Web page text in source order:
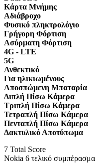
Κάρτα Μνήμης
Αδιάβροχο
Φυσικό πληκτρολόγιο
Γρήγορη Φόρτιση
Ασύρματη Φόρτιση
4G - LTE
5G
Ανθεκτικό
Για ηλικιωμένους
Αποσπώμενη Μπαταρία
Διπλή Πίσω Κάμερα
Τριπλή Πίσω Κάμερα
Τετραπλή Πίσω Κάμερα
Πενταπλή Πίσω Κάμερα
Δακτυλικό Αποτύπωμα
7 Total Score
Nokia 6 τελικό συμπέρασμα